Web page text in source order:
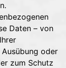
Daten – von
oder
zum Schutz